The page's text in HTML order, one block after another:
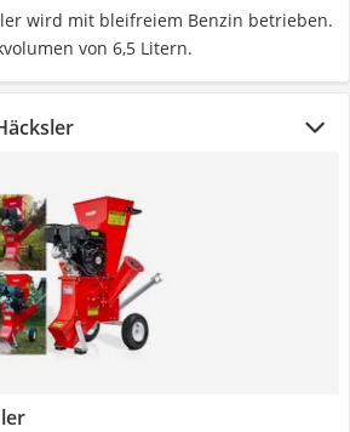
wird mit bleifreiem Benzin betrieben.
von 6,5 Litern.